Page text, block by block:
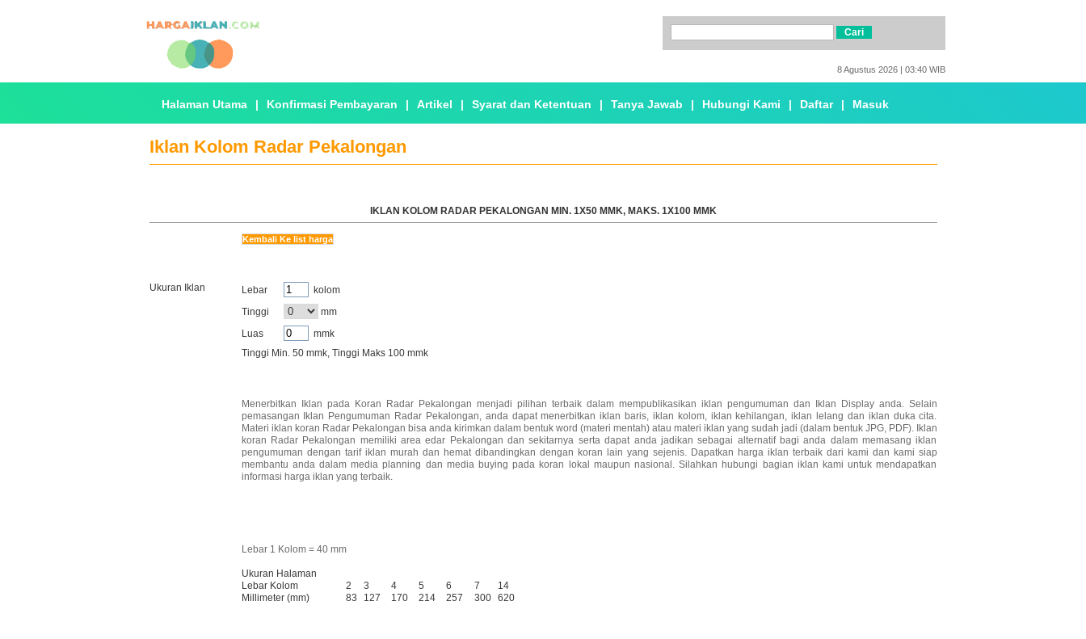
8 Agustus 2026 | 03:40 WIB
Halaman Utama | Konfirmasi Pembayaran | Artikel | Syarat dan Ketentuan | Tanya Jawab | Hubungi Kami | Daftar | Masuk
Iklan Kolom Radar Pekalongan
IKLAN KOLOM RADAR PEKALONGAN MIN. 1X50 MMK, MAKS. 1X100 MMK
Kembali Ke list harga
Ukuran Iklan Lebar
kolom
Tinggi
mm
Luas
mmk
Tinggi Min. 50mmk, Tinggi Maks 100mmk
Menerbitkan Iklan pada Koran Radar Pekalongan menjadi pilihan terbaik dalam mempublikasikan iklan pengumuman dan Iklan Display anda. Selain
pemasangan Iklan Pengumuman Radar Pekalongan, anda dapat menerbitkan iklan baris, iklan kolom, iklan kehilangan, iklan lelang dan iklan duka cita.
Materi iklan koran Radar Pekalongan bisa anda kirimkan dalam bentuk word (materi mentah) atau materi iklan yang sudah jadi (dalam bentuk JPG, PDF). Iklan
koran Radar Pekalongan memiliki area edar Pekalongan dan sekitarnya serta dapat anda jadikan sebagai alternatif bagi anda dalam memasang iklan
pengumuman dengan tarif iklan murah dan hemat dibandingkan dengan koran lain yang sejenis. Dapatkan harga iklan terbaik dari kami dan kami siap
membantu anda dalam media planning dan media buying pada koran lokal maupun nasional. Silahkan hubungi bagian iklan kami untuk mendapatkan
informasi harga iklan yang terbaik.
Lebar 1 Kolom = 40 mm
Ukuran Halaman
Lebar Kolom
2 3 4 5 6 7
14
Millimeter (mm)
83 127 170 214 257 300 620